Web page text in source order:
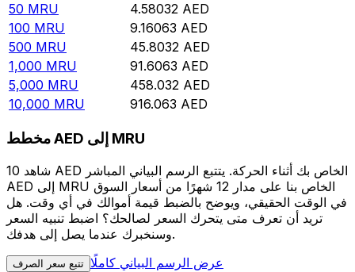
50 MRU 4.58032 AED
100 MRU 9.16063 AED
500 MRU 45.8032 AED
1,000 MRU 91.6063 AED
5,000 MRU 458.032 AED
10,000 MRU 916.063 AED
مخطط AED إلى MRU
شاهد 10 AED الخاص بك أثناء الحركة. يتتبع الرسم البياني المباشر
AED إلى MRU الخاص بنا على مدار 12 شهرًا من أسعار السوق
في الوقت الحقيقي، ويوضح بالضبط قيمة أموالك في أي وقت. هل
تريد أن تعرف متى يتحرك السعر لصالحك؟ اضبط تنبيه السعر
وسنخبرك عندما يصل إلى هدفك.
تتبع سعر الصرف عرض الرسم البياني كاملًا